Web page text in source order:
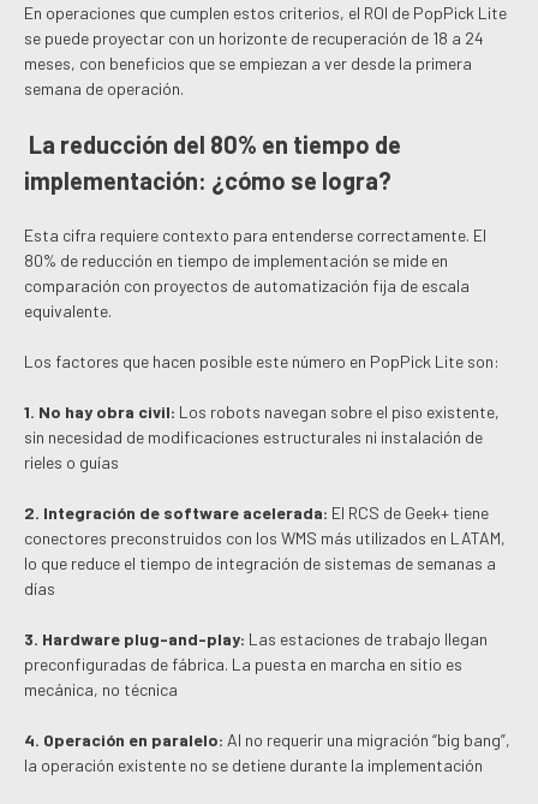
En operaciones que cumplen estos criterios, el ROI de PopPick Lite
se puede proyectar con un horizonte de recuperación de 18 a 24
meses, con beneficios que se empiezan a ver desde la primera
semana de operación.
La reducción del 80% en tiempo de
implementación: ¿cómo se logra?
Esta cifra requiere contexto para entenderse correctamente. El
80% de reducción en tiempo de implementación se mide en
comparación con proyectos de automatización fija de escala
equivalente.
Los factores que hacen posible este número en PopPick Lite son:
1. No hay obra civil: Los robots navegan sobre el piso existente,
sin necesidad de modificaciones estructurales ni instalación de
rieles o guías
2. Integración de software acelerada: El RCS de Geek+ tiene
conectores preconstruidos con los WMS más utilizados en LATAM,
lo que reduce el tiempo de integración de sistemas de semanas a
días
3. Hardware plug-and-play: Las estaciones de trabajo llegan
preconfiguradas de fábrica. La puesta en marcha en sitio es
mecánica, no técnica
4. Operación en paralelo: Al no requerir una migración “big bang”,
la operación existente no se detiene durante la implementación